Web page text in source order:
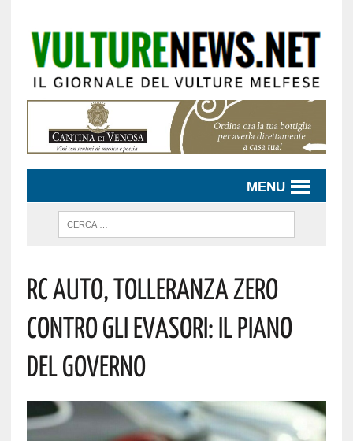
MENU
Rc Auto, Tolleranza Zero
Contro Gli Evasori: Il Piano
Del Governo